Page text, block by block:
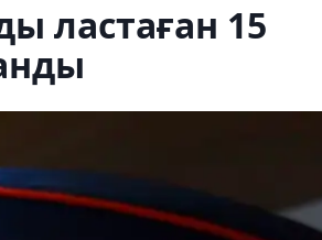
ластаған 15